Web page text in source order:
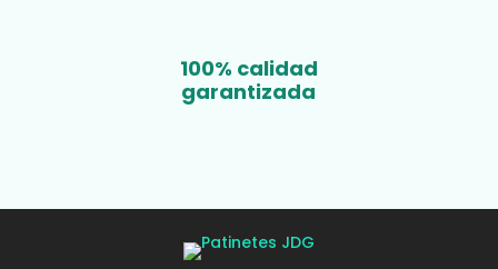
100% calidad
garantizada